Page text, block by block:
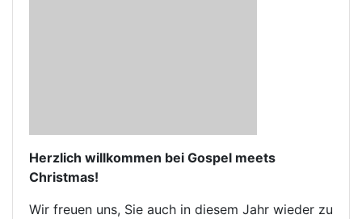
Herzlich willkommen bei Gospel meets
Christmas!
Wir freuen uns, Sie auch in diesem Jahr wieder zu